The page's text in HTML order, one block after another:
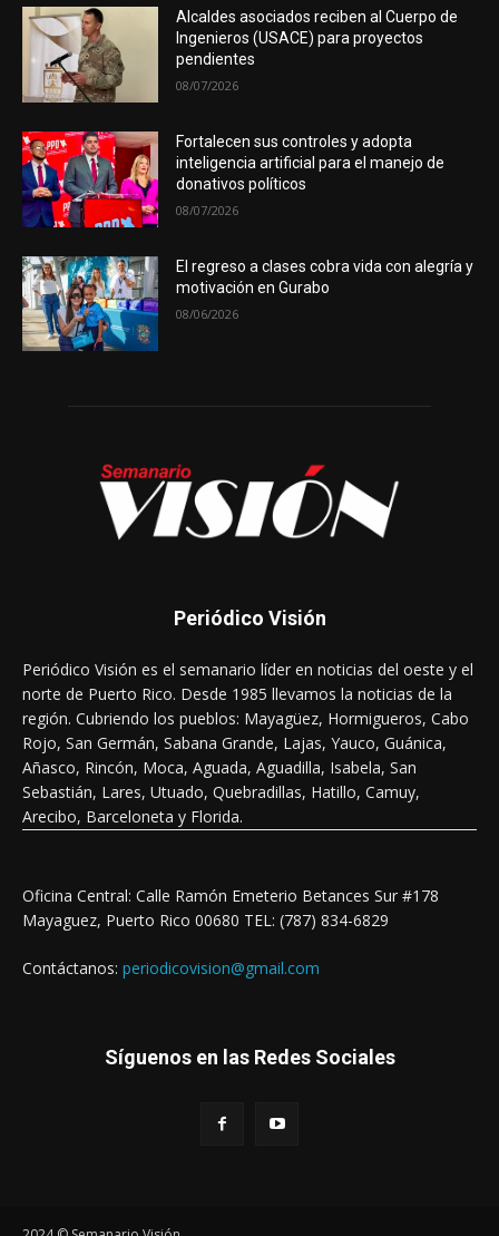
Alcaldes asociados reciben al Cuerpo de
Ingenieros (USACE) para proyectos
pendientes
08/07/2026
Fortalecen sus controles y adopta
inteligencia artificial para el manejo de
donativos políticos
08/07/2026
El regreso a clases cobra vida con alegría y
motivación en Gurabo
08/06/2026
Periódico Visión
Periódico Visión es el semanario líder en noticias del oeste y el
norte de Puerto Rico. Desde 1985 llevamos la noticias de la
región. Cubriendo los pueblos: Mayagüez, Hormigueros, Cabo
Rojo, San Germán, Sabana Grande, Lajas, Yauco, Guánica,
Añasco, Rincón, Moca, Aguada, Aguadilla, Isabela, San
Sebastián, Lares, Utuado, Quebradillas, Hatillo, Camuy,
Arecibo, Barceloneta y Florida.
Oficina Central: Calle Ramón Emeterio Betances Sur #178
Mayaguez, Puerto Rico 00680 TEL: (787) 834-6829
Contáctanos: periodicovision@gmail.com
Síguenos en las Redes Sociales